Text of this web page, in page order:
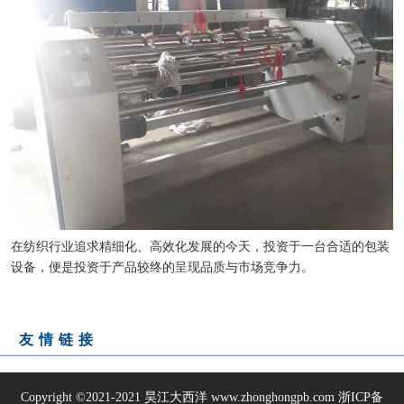
在纺织行业追求精细化、高效化发展的今天，投资于一台合适的包装
设备，便是投资于产品较终的呈现品质与市场竞争力。
友情链接
Copyright ©2021-2021 昊江大西洋 www.zhonghongpb.com 浙ICP备